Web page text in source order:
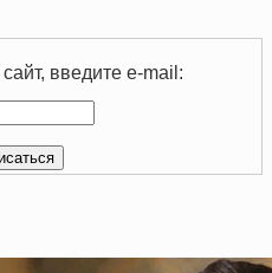
введите e-mail: